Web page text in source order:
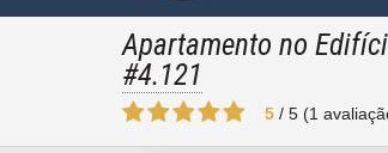
Apartamento no
#4.121
5 / 5 (1